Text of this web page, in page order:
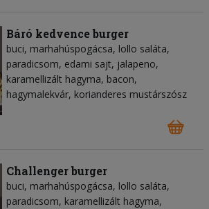
Báró kedvence burger
buci, marhahúspogácsa, lollo saláta,
paradicsom, edami sajt, jalapeno,
karamellizált hagyma, bacon,
hagymalekvár, korianderes mustárszósz
Challenger burger
buci, marhahúspogácsa, lollo saláta,
paradicsom, karamellizált hagyma,